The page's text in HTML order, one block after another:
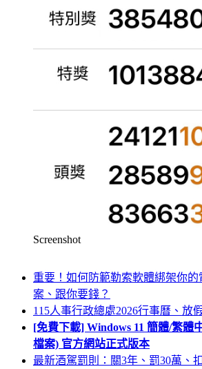
Screenshot
重要！如何防範勒索軟體綁架你
案、跟你要錢？
115人事行政總處2026行事曆、放
[免費下載] Windows 11 簡體/繁體
檔案) 官方網站正式版本
最新酒駕罰則：關3年、罰30萬、